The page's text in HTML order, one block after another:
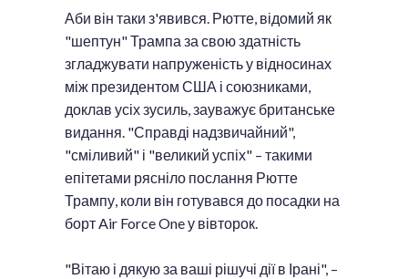
Аби він таки з'явився. Рютте, відомий як
"шептун" Трампа за свою здатність
згладжувати напруженість у відносинах
між президентом США і союзниками,
доклав усіх зусиль, зауважує британське
видання. "Справді надзвичайний",
"сміливий" і "великий успіх" – такими
епітетами рясніло послання Рютте
Трампу, коли він готувався до посадки на
борт Air Force One у вівторок.
"Вітаю і дякую за ваші рішучі дії в Ірані", –